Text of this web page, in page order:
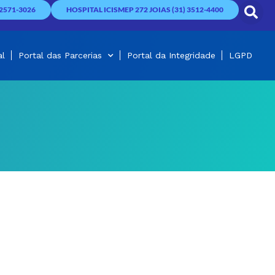
3026 HOSPITAL ICISMEP 272 JOIAS (31) 3512-4400
Portal das Parcerias Portal da Integridade LGPD